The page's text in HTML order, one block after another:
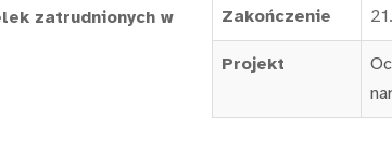
zatrudnionych w
Zakończenie
Projekt